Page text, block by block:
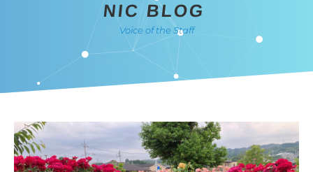
NIC BLOG
Voice of the Staff